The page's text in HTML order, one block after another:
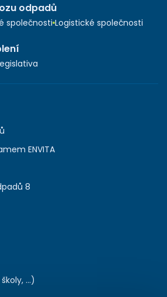
odpadů
společnosti Logistické společnosti
ENVITA
8
...)